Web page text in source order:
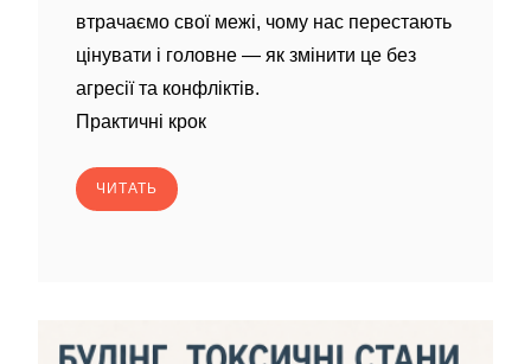
втрачаємо свої межі, чому нас перестають
цінувати і головне — як змінити це без
агресії та конфліктів.
Практичні крок
ЧИТАТЬ